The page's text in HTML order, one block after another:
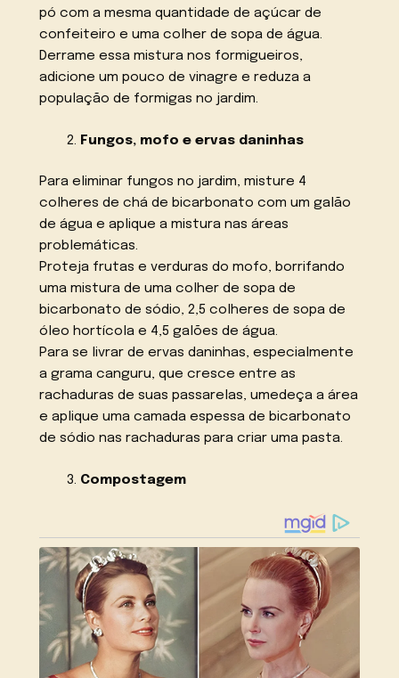
pó com a mesma quantidade de açúcar de
confeiteiro e uma colher de sopa de água.
Derrame essa mistura nos formigueiros,
adicione um pouco de vinagre e reduza a
população de formigas no jardim.
Fungos, mofo e ervas daninhas
Para eliminar fungos no jardim, misture 4
colheres de chá de bicarbonato com um galão
de água e aplique a mistura nas áreas
problemáticas.
Proteja frutas e verduras do mofo, borrifando
uma mistura de uma colher de sopa de
bicarbonato de sódio, 2,5 colheres de sopa de
óleo hortícola e 4,5 galões de água.
Para se livrar de ervas daninhas, especialmente
a grama canguru, que cresce entre as
rachaduras de suas passarelas, umedeça a área
e aplique uma camada espessa de bicarbonato
de sódio nas rachaduras para criar uma pasta.
Compostagem